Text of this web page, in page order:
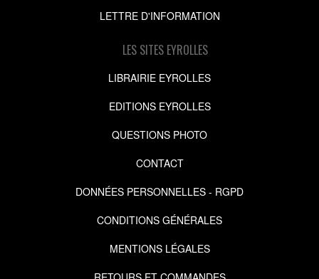
LETTRE D'INFORMATION
LES SITES EYROLLES
LIBRAIRIE EYROLLES
EDITIONS EYROLLES
QUESTIONS PHOTO
CONTACT
DONNÉES PERSONNELLES - RGPD
CONDITIONS GÉNÉRALES
MENTIONS LÉGALES